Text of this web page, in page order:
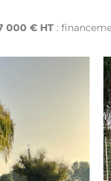
000 € HT :